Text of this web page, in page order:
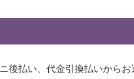
後払い、代金引換払いからお